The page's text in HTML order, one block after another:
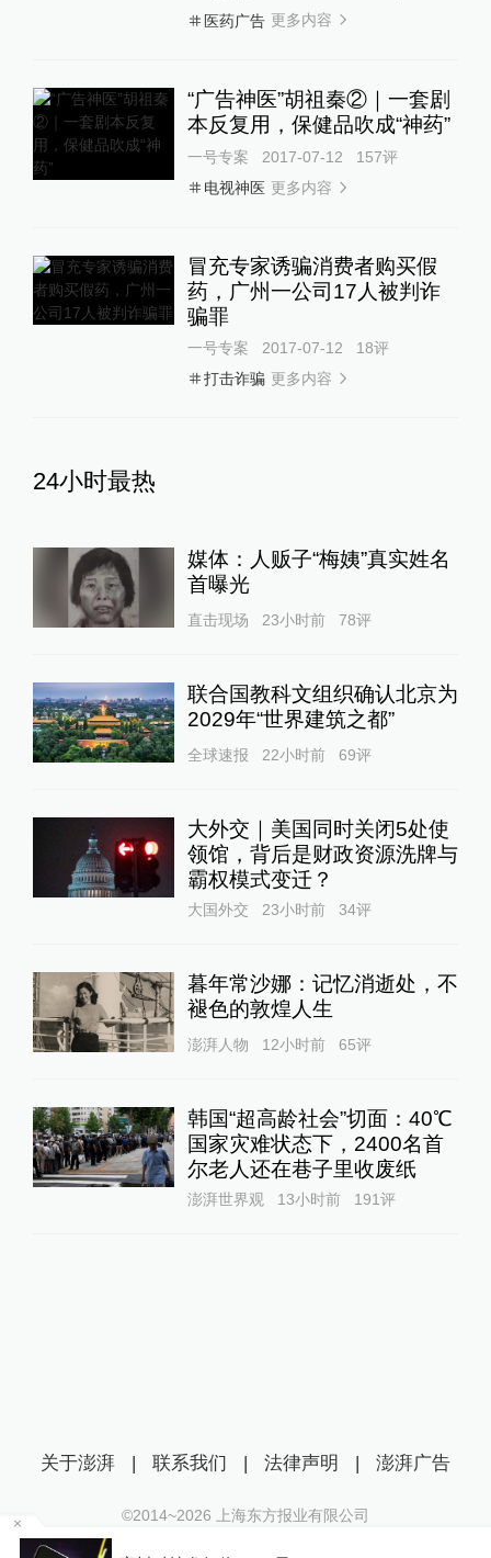
医药广告 更多内容
“广告神医”胡祖秦②｜一套剧
本反复用，保健品吹成“神药”
一号专案 2017-07-12 157评
电视神医 更多内容
冒充专家诱骗消费者购买假
药，广州一公司17人被判诈
骗罪
一号专案 2017-07-12 18评
打击诈骗 更多内容
24小时最热
媒体：人贩子“梅姨”真实姓名
首曝光
直击现场 23小时前 78评
联合国教科文组织确认北京为
2029年“世界建筑之都”
全球速报 22小时前 69评
大外交｜美国同时关闭5处使
领馆，背后是财政资源洗牌与
霸权模式变迁？
大国外交 23小时前 34评
暮年常沙娜：记忆消逝处，不
褪色的敦煌人生
澎湃人物 12小时前 65评
韩国“超高龄社会”切面：40℃
国家灾难状态下，2400名首
尔老人还在巷子里收废纸
澎湃世界观 13小时前 191评
关于澎湃 | 联系我们 | 法律声明 | 澎湃广告
©2014~2026 上海东方报业有限公司
沪ICP证：沪B2-20170116 | 沪ICP备14003370号